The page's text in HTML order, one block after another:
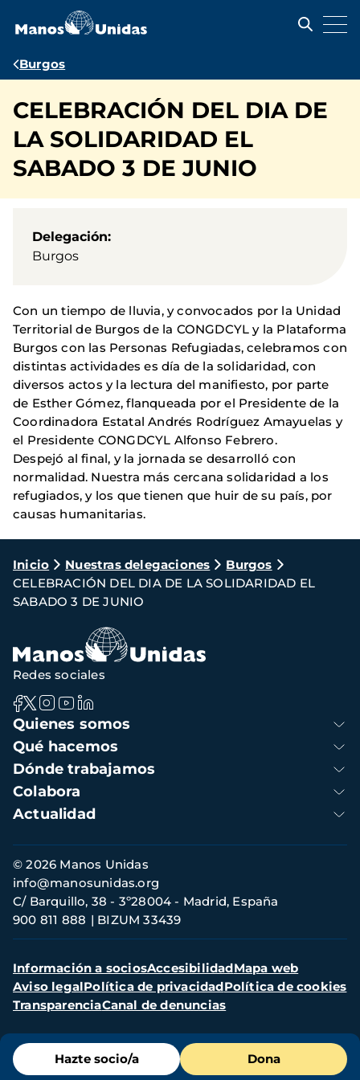
contenido
Ruta
navegación
Burgos
CELEBRACIÓN DEL DIA DE
LA SOLIDARIDAD EL
SABADO 3 DE JUNIO
Delegación
Burgos
Con un tiempo de lluvia, y convocados por la Unidad
Territorial de Burgos de la CONGDCYL y la Plataforma
Burgos con las Personas Refugiadas, celebramos con
distintas actividades es día de la solidaridad, con
diversos actos y la lectura del manifiesto, por parte
de Esther Gómez, flanqueada por el Presidente de la
Coordinadora Estatal Andrés Rodríguez Amayuelas y
el Presidente CONGDCYL Alfonso Febrero.
Despejó al final, y la jornada se desarrolló con
normalidad. Nuestra más cercana solidaridad a los
refugiados, y los que tienen que huir de su país, por
causas humanitarias.
Ruta
de
navegación
Inicio Nuestras delegaciones
Burgos
CELEBRACIÓN DEL DIA DE LA SOLIDARIDAD EL
SABADO 3 DE JUNIO
Menú
de
Hazte socio/a Dona
Navegación
principal
Quienes somos
Qué hacemos
Dónde trabajamos
Colabora
Actualidad
Redes sociales
Información
de
contacto
© 2026 Manos Unidas
C/ Barquillo, 38 - 3º28004 - Madrid, España
900 811 888
BIZUM 33439
info@manosunidas.org
Menú
secundario
Información a sociosAccesibilidadMapa web
Aviso legalPolítica de privacidadPolítica de cookies
TransparenciaCanal de denuncias